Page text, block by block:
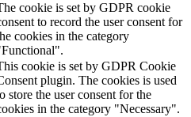
cookie is set by GDPR cookie
to record the user consent for
cookies in the category
cookie is set by GDPR Cookie
plugin. The cookies is used
store the user consent for the
in the category "Necessary".